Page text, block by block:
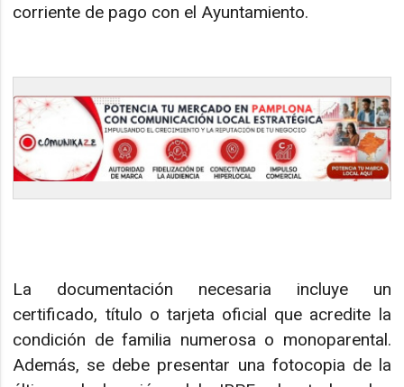
corriente de pago con el Ayuntamiento.
La documentación necesaria incluye un
certificado, título o tarjeta oficial que acredite la
condición de familia numerosa o monoparental.
Además, se debe presentar una fotocopia de la